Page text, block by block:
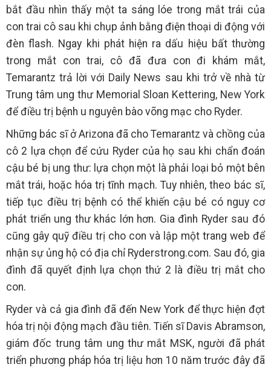
bắt đầu nhìn thấy một ta sáng lóe trong mắt trái của
con trai cô sau khi chụp ảnh bằng điện thoại di động với
đèn flash. Ngay khi phát hiện ra dấu hiệu bất thường
trong mắt con trai, cô đã đưa con đi khám mắt,
Temarantz trả lời với Daily News sau khi trở về nhà từ
Trung tâm ung thư Memorial Sloan Kettering, New York
để điều trị bệnh u nguyên bào võng mạc cho Ryder.
Những bác sĩ ở Arizona đã cho Temarantz và chồng của
cô 2 lựa chọn để cứu Ryder của họ sau khi chẩn đoán
cậu bé bị ung thư: lựa chọn một là phải loại bỏ một bên
mắt trái, hoặc hóa trị tĩnh mạch. Tuy nhiên, theo bác sĩ,
tiếp tục điều trị bệnh có thể khiến cậu bé có nguy cơ
phát triển ung thư khác lớn hơn. Gia đình Ryder sau đó
cũng gây quỹ điều trị cho con và lập một trang web để
nhận sự ủng hộ có địa chỉ Ryderstrong.com. Sau đó, gia
đình đã quyết định lựa chọn thứ 2 là điều trị mắt cho
con.
Ryder và cả gia đình đã đến New York để thực hiện đợt
hóa trị nội động mạch đầu tiên. Tiến sĩ Davis Abramson,
giám đốc trung tâm ung thư mắt MSK, người đã phát
triển phương pháp hóa trị liệu hơn 10 năm trước đây đã